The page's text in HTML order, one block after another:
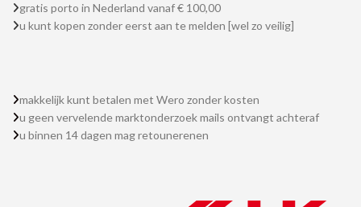
gratis porto in Nederland vanaf € 100,00
u kunt kopen zonder eerst aan te melden [wel zo veilig]
makkelijk kunt betalen met Wero zonder kosten
u geen vervelende marktonderzoek mails ontvangt achteraf
u binnen 14 dagen mag retounerenen